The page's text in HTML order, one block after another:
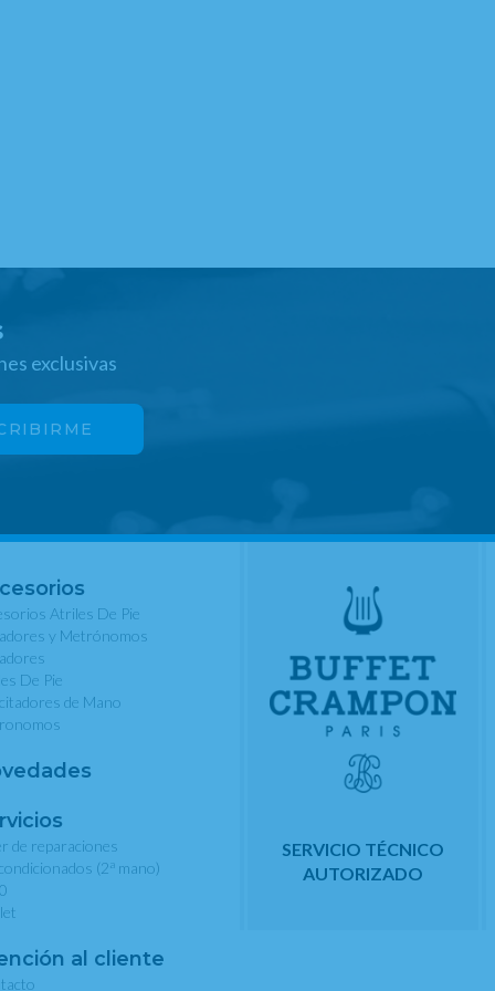
exclusivas
Atriles De Pie
y Metrónomos
De Pie
de Mano
de reparaciones
(2a mano)
al cliente
SERVICIO TÉCNICO
AUTORIZADO